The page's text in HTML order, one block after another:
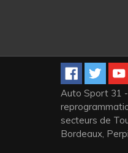
Auto Sport 31
secteurs de
Bordeaux,